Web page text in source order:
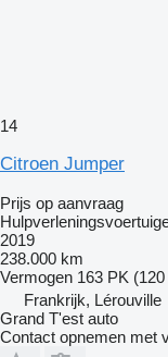
14
Citroen Jumper
Prijs op aanvraag
2019
238.000 km
Vermogen 163 PK
Frankrijk, Lérouville
Grand T'est auto
Contact opnemen met